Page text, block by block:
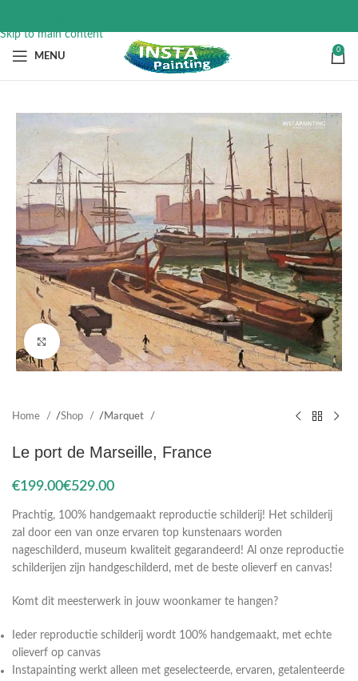
Skip to main content
MENU
0
Click to enlarge
Home Shop Marquet
Le port de Marseille, France
€ €
Prachtig, 100% handgemaakt reproductie schilderij! Het schilderij
zal door een van onze ervaren top kunstenaars worden
nageschilderd, museum kwaliteit gegarandeerd! Al onze reproductie
schilderijen zijn handgeschilderd, met de beste olieverf en canvas!
Komt dit meesterwerk in jouw woonkamer te hangen?
Ieder reproductie schilderij wordt 100% handgemaakt, met echte
olieverf op canvas
Instapainting werkt alleen met geselecteerde, ervaren, getalenteerde